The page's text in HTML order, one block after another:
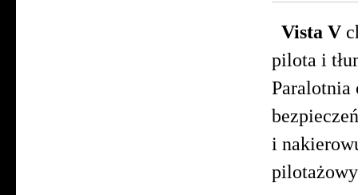
Vista V
pilota i
Paralotnia
i